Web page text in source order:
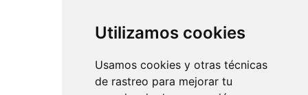
Utilizamos cookies
Usamos cookies y otras técnicas
de rastreo para mejorar tu